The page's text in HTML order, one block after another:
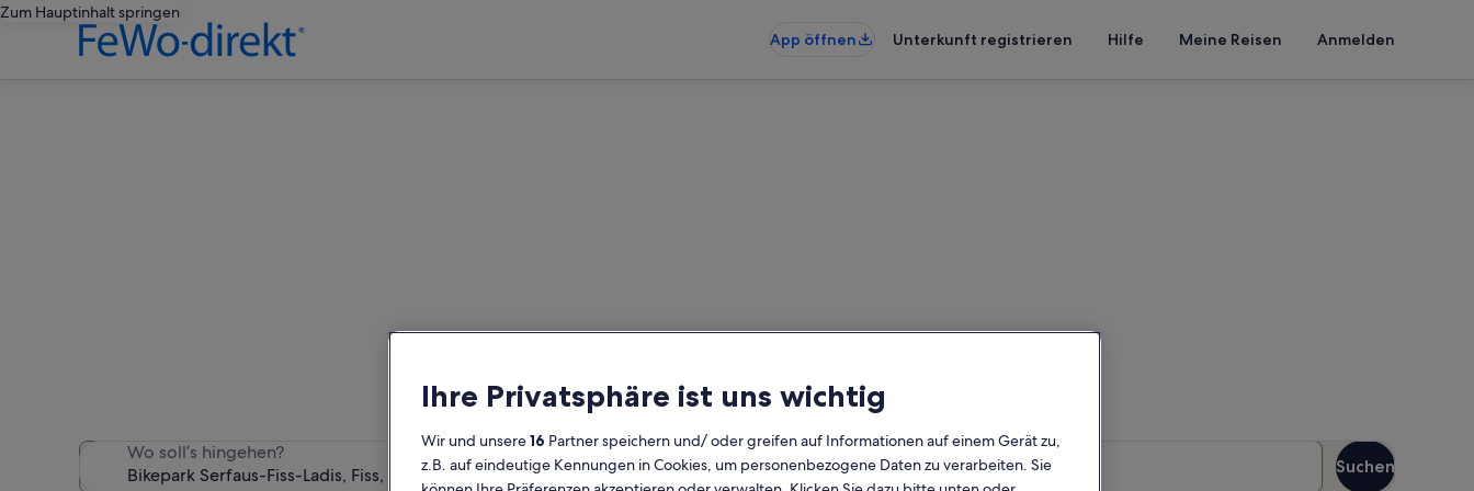
Zum Hauptinhalt springen
App öffnen
Unterkunft registrieren Hilfe Meine Reisen Anmelden
prüfen
Wo soll’s hingehen? Daten
Gäste
2 Gäste
Suchen
Ihre Privatsphäre ist uns wichtig
Wir und unsere16 Partner speichern und/ oder greifen auf Informationen auf einem Gerät zu,
z.B. auf eindeutige Kennungen in Cookies, um personenbezogene Daten zu verarbeiten. Sie